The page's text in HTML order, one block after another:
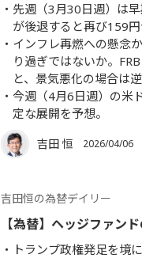
先週（3月30日週）は
が後退すると再び159円
インフレ再燃への懸念
り過ぎではないか。
と、景気悪化の場合は
今週（4月6日週）の米
定な展開を予想。
吉田 恒 2026/04/06
吉田恒の為替デイリー
【為替】ヘッジファン
トランプ政権発足を境